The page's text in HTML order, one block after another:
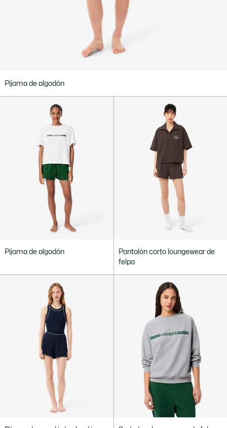
Pijama de algodón
Pijama de algodón
Pantalón corto loungewear de
felpa